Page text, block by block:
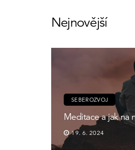
Nejnovější
SEBEROZVOJ
Meditace a jak na
19. 6. 2024